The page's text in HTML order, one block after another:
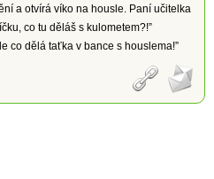
a otvírá víko na housle. Paní učitelka
co tu děláš s kulometem?!”
co dělá taťka v bance s houslema!”